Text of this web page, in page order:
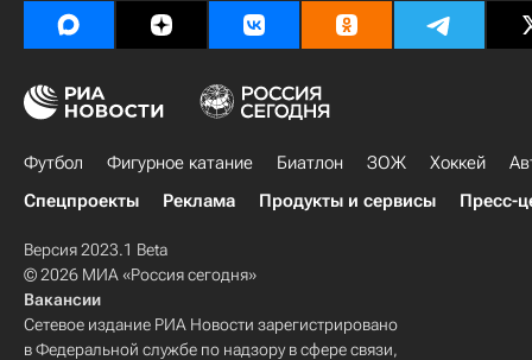
Футбол Фигурное катание Биатлон ЗОЖ Хоккей
Спецпроекты
Реклама Продукты и сервисы Пресс-
Версия 2023.1 Beta
© 2026 МИА «Россия сегодня»
Вакансии
Сетевое издание РИА Новости зарегистрировано
в Федеральной службе по надзору в сфере связи,